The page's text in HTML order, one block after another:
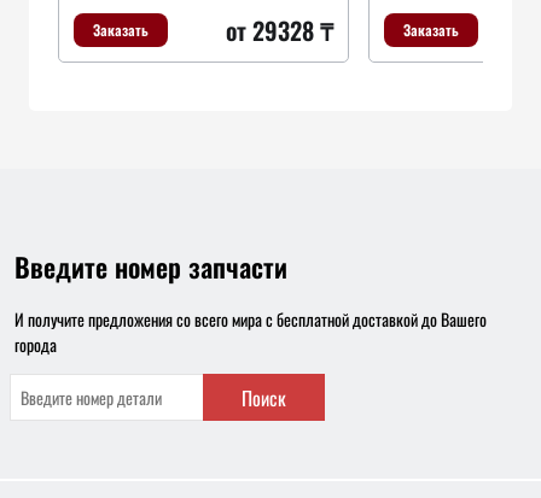
Заказать от 29328 ₸ Заказать
Введите номер запчасти
И получите предложения со всего мира с бесплатной доставкой до Вашего
города
Поиск